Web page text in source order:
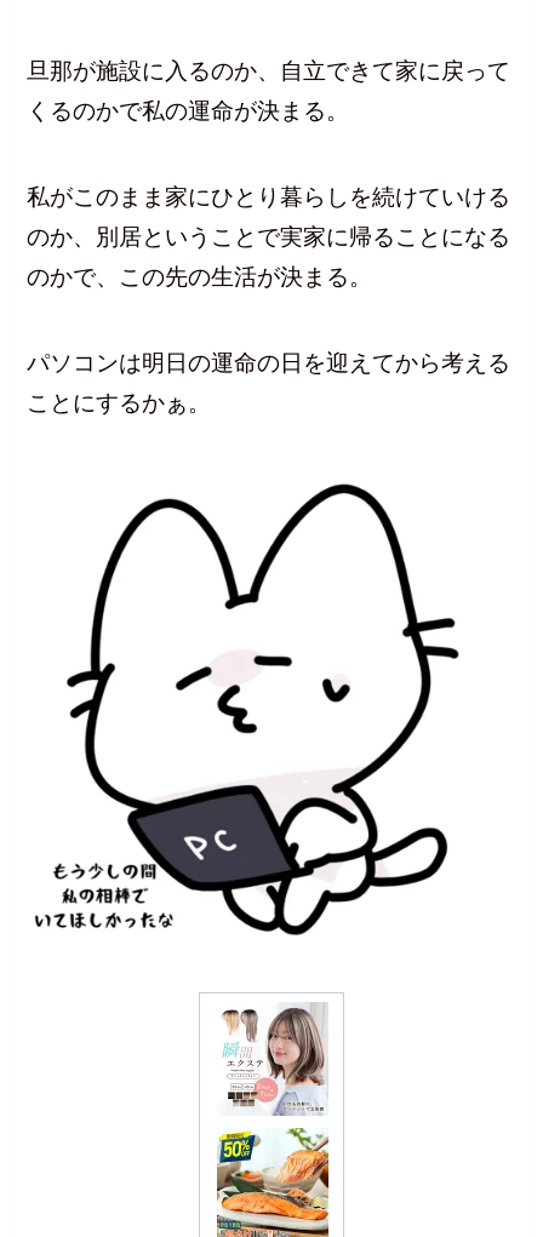
旦那が施設に入るのか、自立できて家に戻って
くるのかで私の運命が決まる。
私がこのまま家にひとり暮らしを続けていける
のか、別居ということで実家に帰ることになる
のかで、この先の生活が決まる。
パソコンは明日の運命の日を迎えてから考える
ことにするかぁ。